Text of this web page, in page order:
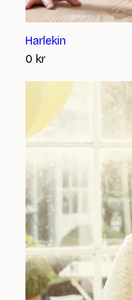
Harlekin
0 kr